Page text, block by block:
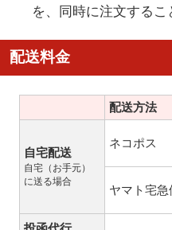
を、同時に注文するこ
配送料金
配送方法
自宅配送
自宅（お手元）
に送る場合
ネコポス
ヤマト宅急